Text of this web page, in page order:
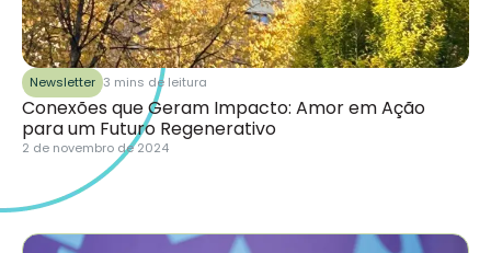
Newsletter 3 mins de leitura
Conexões que Geram Impacto: Amor em Ação
para um Futuro Regenerativo
2 de novembro de 2024